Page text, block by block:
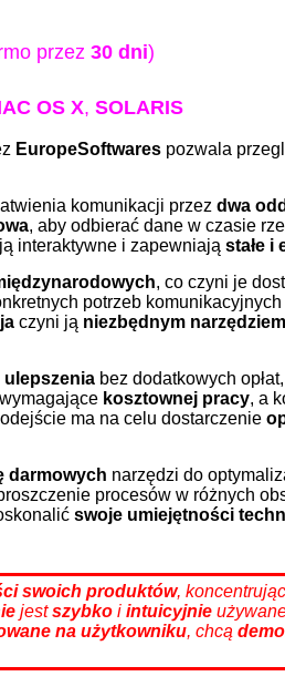
przez 30 dni)
OS X, SOLARIS
EuropeSoftwares pozwala
komunikacji przez dwa
, aby odbierać dane w czasie
interaktywne i zapewniają stałe i
, co czyni je
potrzeb
czyni ją niezbędnym narzędziem
ulepszenia bez dodatkowych
wymagające kosztownej pracy, a
ma na celu dostarczenie
darmowych narzędzi do
procesów w różnych
swoje umiejętności
swoich produktów,
jestszybko i intuicyjnie
na użytkowniku, chcą